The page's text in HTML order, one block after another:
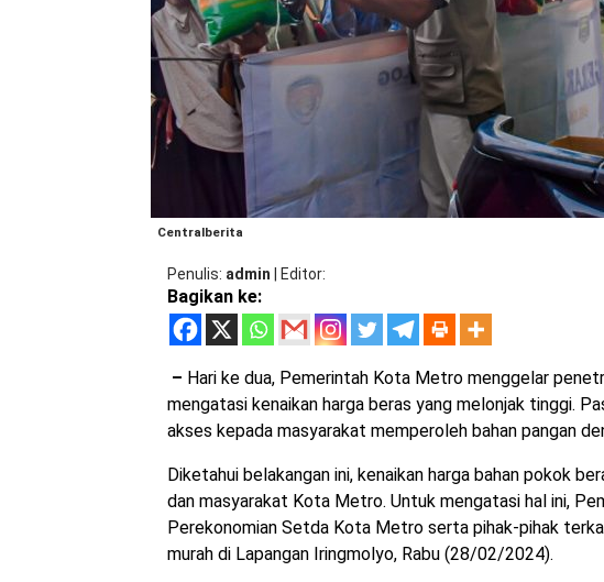
Centralberita
Penulis admin Editor
Bagikan ke:
– Hari ke dua, Pemerintah Kota Metro menggelar
mengatasi kenaikan harga beras yang melonjak tinggi.
akses kepada masyarakat memperoleh bahan pangan
Diketahui belakangan ini, kenaikan harga bahan pokok
dan masyarakat Kota Metro. Untuk mengatasi hal ini,
Perekonomian Setda Kota Metro serta pihak-pihak
murah di Lapangan Iringmolyo, Rabu (28/02/2024).